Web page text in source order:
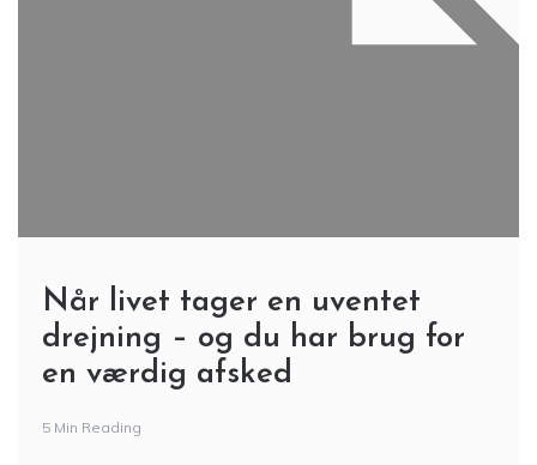
Når livet tager en uventet
drejning – og du har brug for
en værdig afsked
5 Min Reading